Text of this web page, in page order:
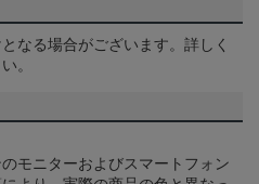
なる場合がございます。詳しく
。
モニターおよびスマートフォン